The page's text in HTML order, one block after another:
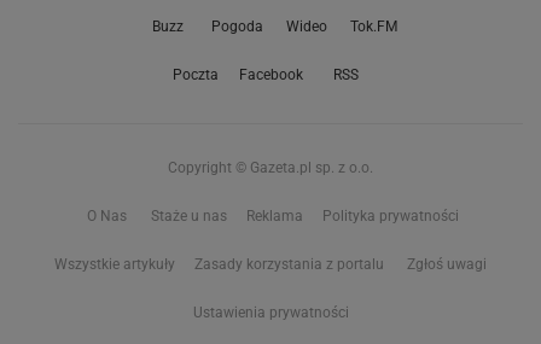
Buzz Pogoda Wideo Tok.FM
Poczta Facebook RSS
Copyright © Gazeta.pl sp. z o.o.
O Nas Staże u nas Reklama Polityka prywatności
Wszystkie artykuły Zasady korzystania z portalu Zgłoś uwagi
Ustawienia prywatności